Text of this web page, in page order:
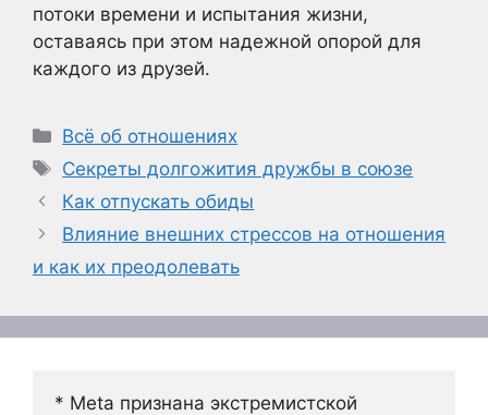
потоки времени и испытания жизни,
оставаясь при этом надежной опорой для
каждого из друзей.
Рубрики
Всё об отношениях
Метки
Секреты долгожития дружбы в союзе
Как отпускать обиды
Влияние внешних стрессов на отношения
и как их преодолевать
* Meta признана экстремистской